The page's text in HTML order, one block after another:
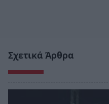
Σχετικά Άρθρα